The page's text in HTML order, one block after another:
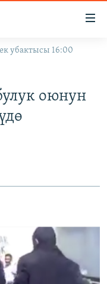
убактысы 16:00
оюнун